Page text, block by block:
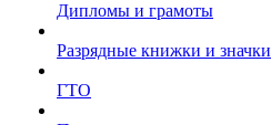
Дипломы и грамоты
Разрядные книжки и значки
ГТО